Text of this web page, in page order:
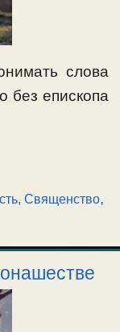
слова
без епископа
Священство,